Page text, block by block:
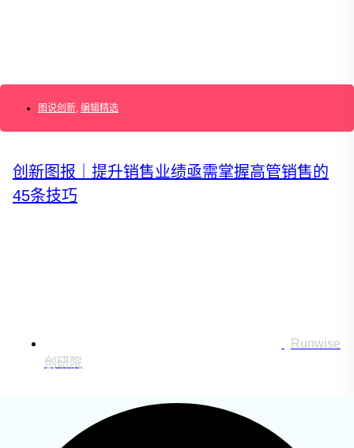
运营创新转型
创作者中心
图说创新, 编辑精选
创新图报｜提升销售业绩亟需掌握高管销售的
45条技巧
Runwise
创研院